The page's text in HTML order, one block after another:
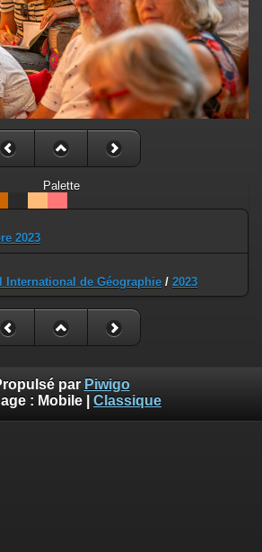
Palette
2023
International de Géographie / 2023
par Piwigo
: Mobile Classique